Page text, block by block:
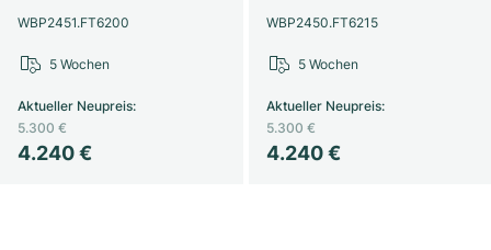
WBP2451.FT6200
4.240 €
Aktueller Neupreis:
5.300 €
5 Wochen
WBP2450.FT6215
4.240 €
Aktueller Neupreis:
5.300 €
5 Wochen